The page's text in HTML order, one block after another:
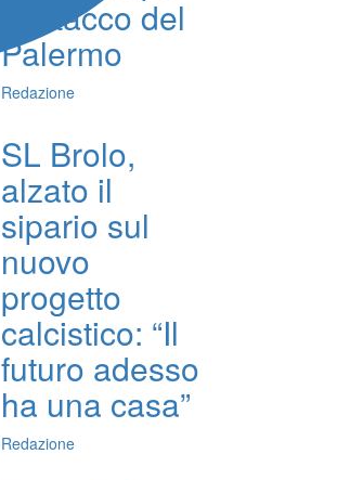
d’attacco del
Palermo
Redazione
SL Brolo,
alzato il
sipario sul
nuovo
progetto
calcistico: “Il
futuro adesso
ha una casa”
Redazione